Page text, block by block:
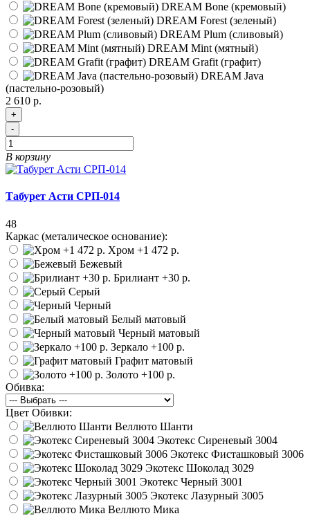
DREAM Bone (кремовый)
DREAM Forest (зеленый)
DREAM Plum (сливовый)
DREAM Mint (мятный)
DREAM Grafit (графит)
DREAM Java
(пастельно-розовый)
2 610 р.
+
-
В корзину
Табурет Асти СРП-014
48
Каркас (металическое основание):
Хром +1 472 р.
Бежевый
Брилиант +30 р.
Серый
Черный
Белый матовый
Черный матовый
Зеркало +100 р.
Графит матовый
Золото +100 р.
Обивка:
Цвет Обивки:
Веллюто Шанти
Экотекс Сиреневый 3004
Экотекс Фисташковый 3006
Экотекс Шоколад 3029
Экотекс Черный 3001
Экотекс Лазурный 3005
Веллюто Мика